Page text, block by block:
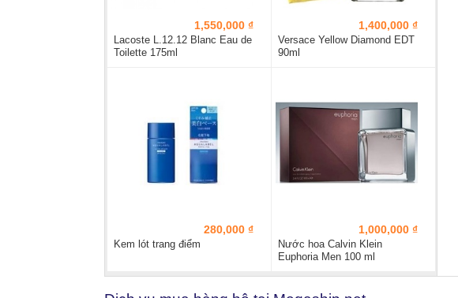
1,550,000 ₫
Lacoste L.12.12 Blanc Eau de
Toilette 175ml
1,400,000 ₫
Versace Yellow Diamond EDT
90ml
280,000 ₫
Kem lót trang điểm
1,000,000 ₫
Nước hoa Calvin Klein
Euphoria Men 100 ml